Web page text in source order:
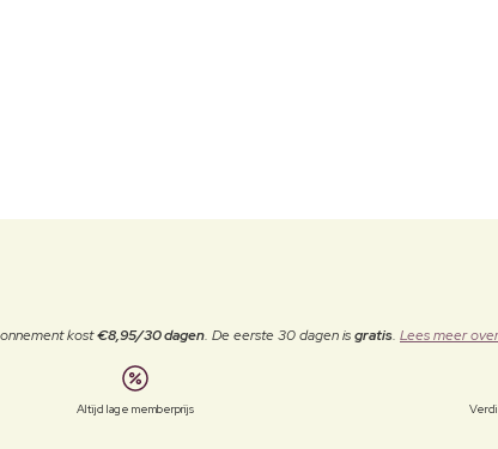
kost€8,95/30 dagen. De eerste 30 dagen isgratis. Lees meer
Altijd lage memberprijs